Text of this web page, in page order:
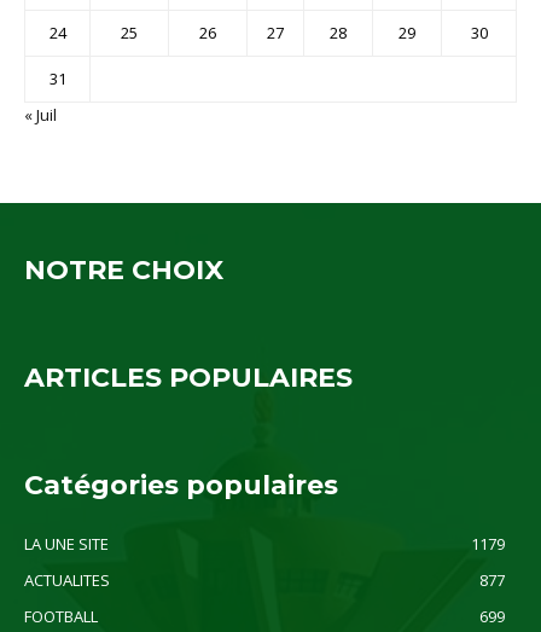
24 25 26 27 28 29 30
31
« Juil
NOTRE CHOIX
ARTICLES POPULAIRES
Catégories populaires
LA UNE SITE
1179
ACTUALITES
877
FOOTBALL
699